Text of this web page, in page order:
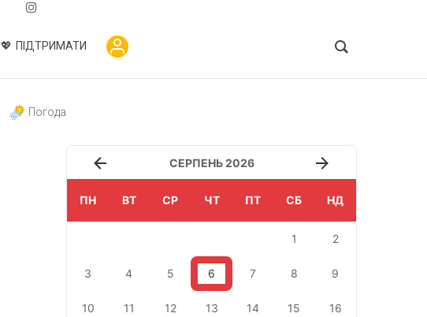
ПІДТРИМАТИ
Погода
СЕРПЕНЬ 2026
ПН ВТ СР ЧТ ПТ СБ НД
1 2
3 4 5 6 7 8 9
10 11 12 13 14 15 16